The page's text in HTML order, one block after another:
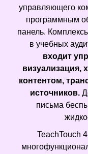
управляющего
программным
панель.
в учебных
входит
визуализация,
контентом,
источников.
письма
TeachTouch